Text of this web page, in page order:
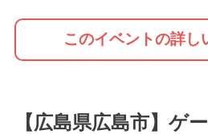
このイベントの詳し
【広島県広島市】ゲ